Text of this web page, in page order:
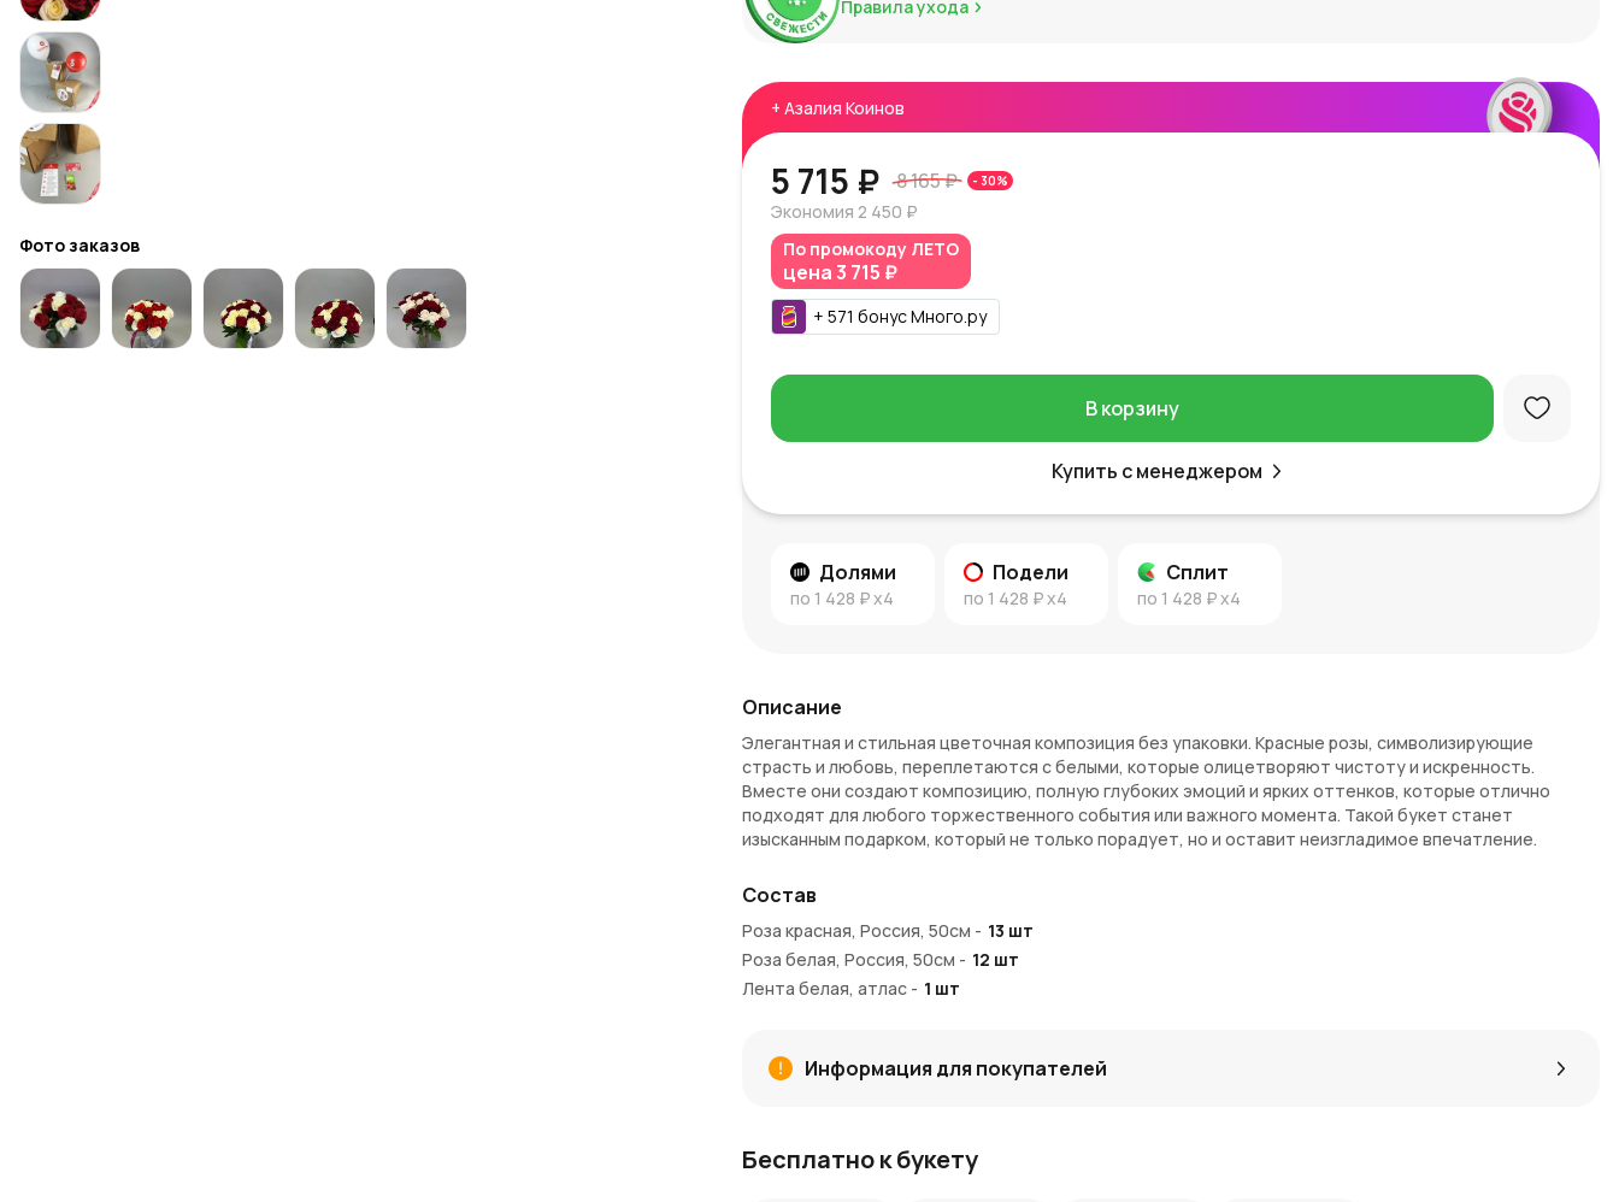
Фото заказов
Правила ухода
+ Азалия Коинов
5 715 ₽ 8 165 ₽ - 30%
Экономия 2 450 ₽
По промокоду ЛЕТО
цена3 715 ₽
+ 571 бонусМного.ру
В корзину
Купить с менеджером
Долями
по 1 428 ₽x4
Подели
по 1 428 ₽x4
Сплит
по 1 428 ₽x4
Описание
Элегантная и стильная цветочная композиция без упаковки. Красные розы, символизирующие
страсть и любовь, переплетаются с белыми, которые олицетворяют чистоту и искренность.
Вместе они создают композицию, полную глубоких эмоций и ярких оттенков, которые отлично
подходят для любого торжественного события или важного момента. Такой букет станет
изысканным подарком, который не только порадует, но и оставит неизгладимое впечатление.
Красные розы — это признание любви и глубокого уважения, в то время как белые розы
символизируют чистоту, верность и искренность. Вместе эти цветы представляют собой
гармоничное сочетание страсти и невинности, выражая самые чистые и искренние чувства.
Букет из 13 красных и 12 белых роз — это выбор для тех, кто хочет создать яркий, но в то же время
нежный акцент на любом событии. Красные и белые розы в таком количестве подарят невероятную
13 красных роз, олицетворяющих страсть, любовь и глубокое уважение.
Состав
Роза красная, Россия, 50см - 13 шт
Роза белая, Россия, 50см - 12 шт
Лента белая, атлас - 1 шт
Информация для покупателей
Бесплатно к букету